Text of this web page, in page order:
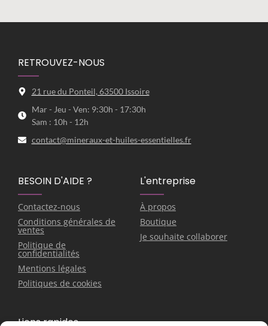
RETROUVEZ-NOUS
21 rue du Ponteil, 63500 Issoire
Mar - Jeu - Ven: 9:30h - 17:30h
Sam : 10h - 12h
contact@mineraux-et-huiles-essentielles.fr
BESOIN D'AIDE ?
Contactez-nous
Conditions générales de
ventes
Politique de
confidentialités
Mentions légales
Politiques de cookies
L'entreprise
À propos
Boutique
Je souhaite collaborer
Liens rapides